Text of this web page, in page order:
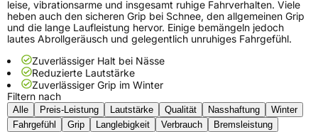
leise, vibrationsarme und insgesamt ruhige Fahrverhalten. Viele
heben auch den sicheren Grip bei Schnee, den allgemeinen Grip
und die lange Laufleistung hervor. Einige bemängeln jedoch
lautes Abrollgeräusch und gelegentlich unruhiges Fahrgefühl.
Zuverlässiger Halt bei Nässe
Reduzierte Lautstärke
Zuverlässiger Grip im Winter
Filtern nach
Alle Preis-Leistung Lautstärke Qualität Nasshaftung
Winter
Fahrgefühl
Grip Langlebigkeit Verbrauch Bremsleistung